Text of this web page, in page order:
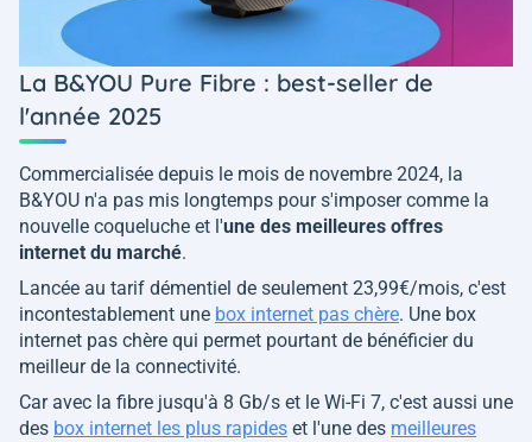
La B&YOU Pure Fibre : best-seller de
l'année 2025
Commercialisée depuis le mois de novembre 2024, la
B&YOU n'a pas mis longtemps pour s'imposer comme la
nouvelle coqueluche et l'une des meilleures offres
internet du marché.
Lancée au tarif démentiel de seulement 23,99€/mois, c'est
incontestablement une box internet pas chère. Une box
internet pas chère qui permet pourtant de bénéficier du
meilleur de la connectivité.
Car avec la fibre jusqu'à 8 Gb/s et le Wi-Fi 7, c'est aussi une
des box internet les plus rapides et l'une des meilleures